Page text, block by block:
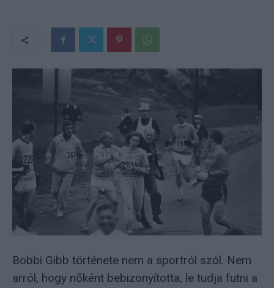
Bobbi Gibb története nem a sportról szól. Nem
arról, hogy nőként bebizonyította, le tudja futni a